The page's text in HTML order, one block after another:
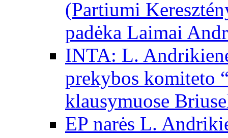
(Partiumi
padėka Laimai
INTA: L.
prekybos komiteto
klausymuose
EP narės L.